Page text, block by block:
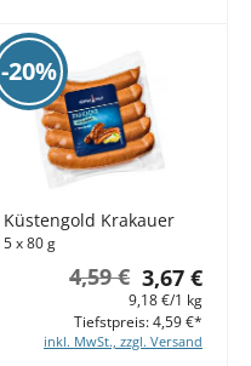
-20%
Küstengold Krakauer
5 x 80 g
3,67 €
4,59 €
9,18 €/1 kg
inkl. MwSt., zzgl. Versand
Tiefstpreis: 4,59 €*